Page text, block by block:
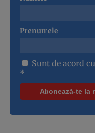
Prenumele
Sunt de acord cu
*